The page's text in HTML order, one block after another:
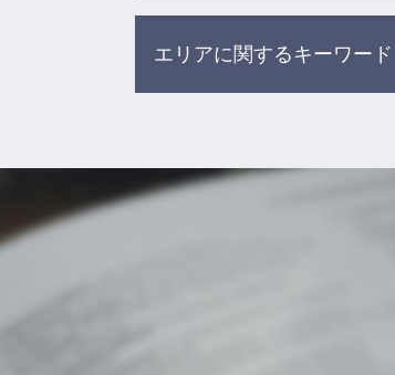
医療過誤 調査
医療過誤とは
医療過誤 不可抗力
エリアに関するキーワード
離婚 相談 弁護士 新宿区